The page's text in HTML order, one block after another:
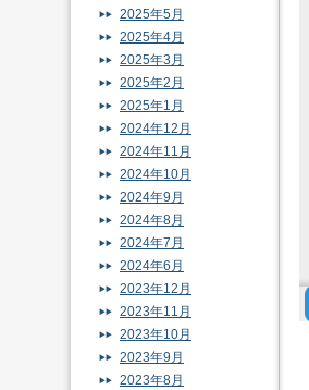
2025年5月
2025年4月
2025年3月
2025年2月
2025年1月
2024年12月
2024年11月
2024年10月
2024年9月
2024年8月
2024年7月
2024年6月
2023年12月
2023年11月
2023年10月
2023年9月
2023年8月